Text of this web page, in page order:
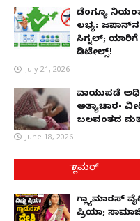
ಡೆಂಗ್ಯೂ
ಲಭ್ಯ: ಜಪಾನ್‌ನ
ಸಿಗ್ನಲ್; ಯಾರಿಗೆ
ಡಿಟೇಲ್ಸ್!
July 21, 2026
ವಾಯುಪಡೆ
ಅತ್ಯಾಚಾರ-
ಬಲವಂತದ
June 18, 2026
ಗ್ಲಾಮರ್
ಗ್ಲ್ಯಾಮಾರಸ್
ಪ್ರಿಯಾ;